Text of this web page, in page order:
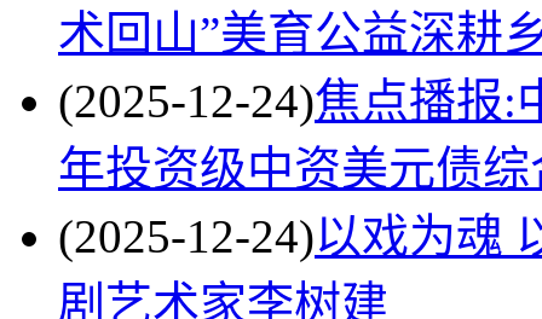
术回山”美育公益深耕
(2025-12-24)焦点播报:
年投资级中资美元债
(2025-12-24)以戏为魂
剧艺术家李树建